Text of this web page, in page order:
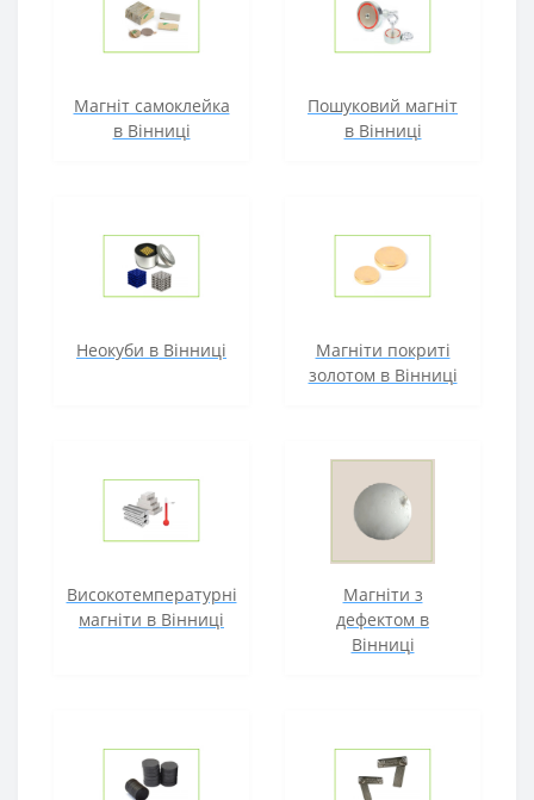
Магніт самоклейка
в Вінниці
Пошуковий магніт
в Вінниці
Неокуби в Вінниці
Магніти покриті
золотом в Вінниці
Високотемпературні
магніти в Вінниці
Магніти з
дефектом в
Вінниці